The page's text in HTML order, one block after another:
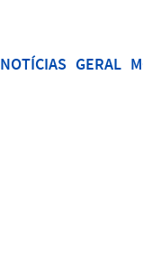
NOTÍCIAS GERAL